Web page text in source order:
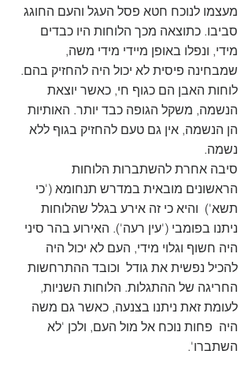
מעצמו לנוכח חטא פסל העגל והעם החוגג
סביבו. כתוצאה מכך הלוחות היו כבדים
מידי, ונפלו באופן מיידי מידי משה,
שמבחינה פיסית לא יכול היה להחזיק בהם.
לוחות האבן הם כגוף חי, כאשר יוצאת
הנשמה, משקל הגופה כבד יותר. האותיות
הן הנשמה, אין גם טעם להחזיק בגוף ללא
נשמה.
סיבה אחרת להשתברות הלוחות
הראשונים מובאית במדרש תנחומא ('כי
תשא')  והיא כי זה אירע בגלל שהלוחות
ניתנו בפומבי ('עין רעה'). האירוע בהר סיני
היה חשוף וגלוי מידי, העם לא יכול היה
להכיל נפשית את גודל  וכובד ההתרחשות
החריגה של ההתגלות. הלוחות השניות,
לעומת זאת ניתנו בצנעה, כאשר גם משה
היה  פחות נוכח אל מול העם, ולכן 'לא
השתברו'.